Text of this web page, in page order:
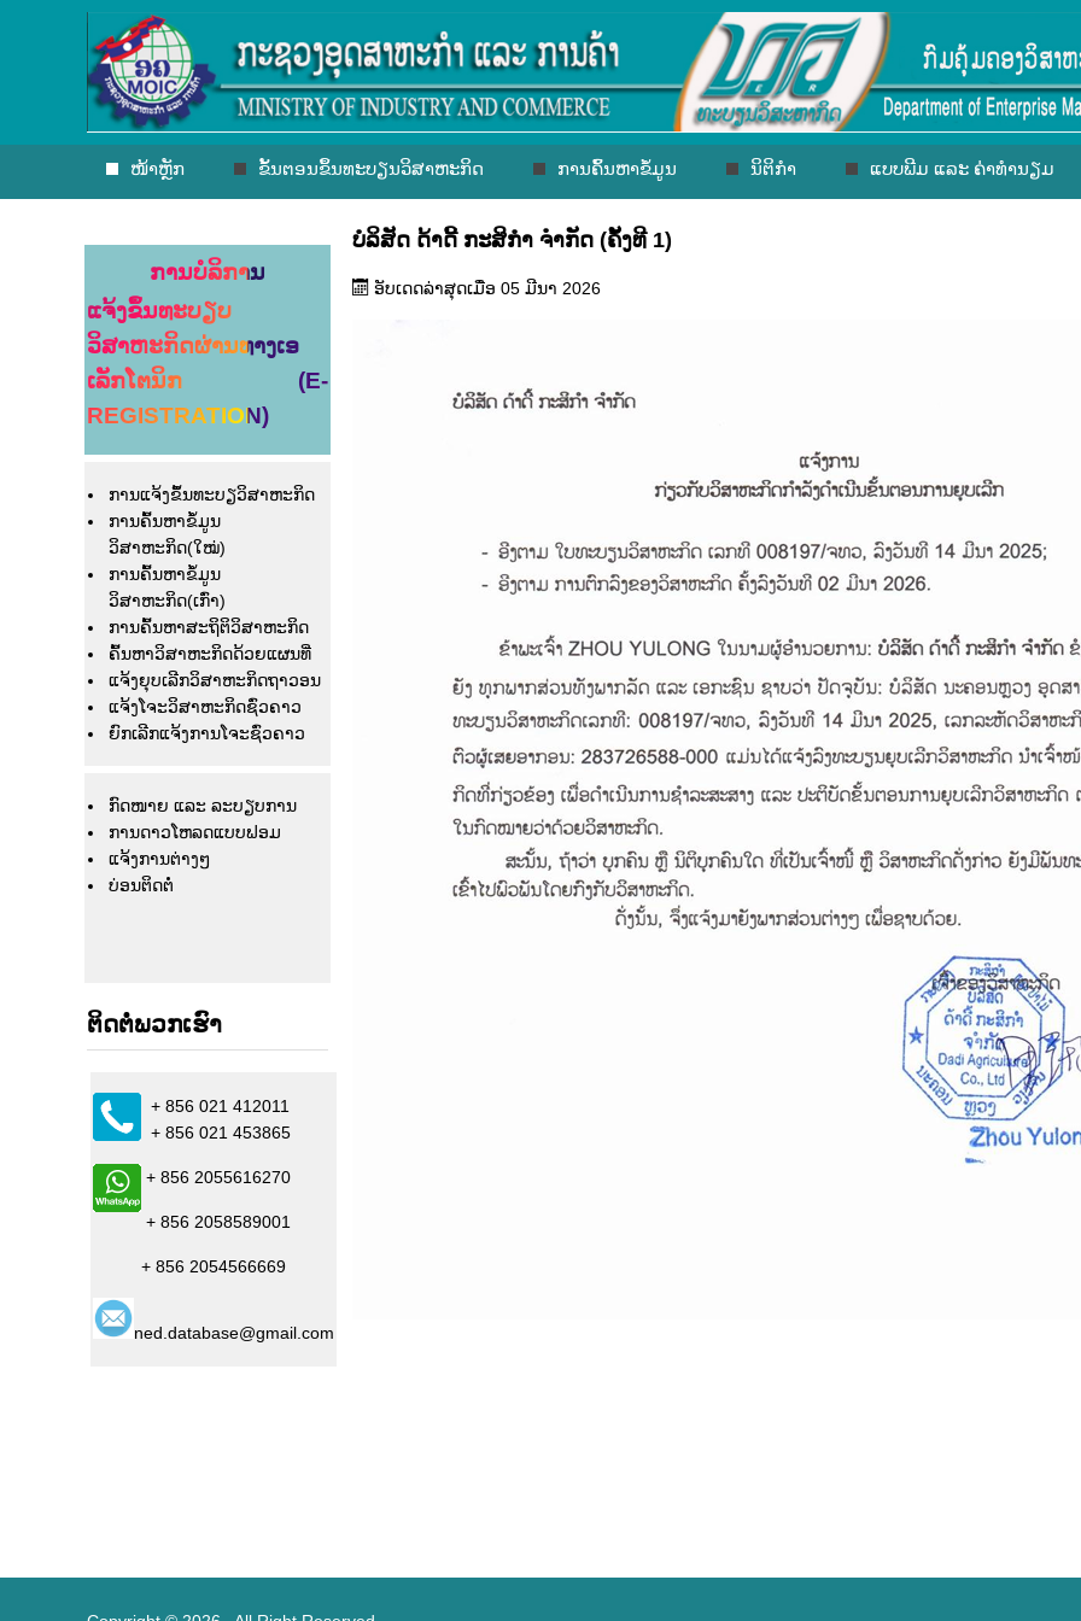
ໜ້າຫຼັກ ຂັ້ນຕອນຂຶ້ນທະບຽນວິສາຫະກິດ ການຄົ້ນຫາຂໍ້ມູນ ນິຕິກຳ ແບບພີມ ແລະ ຄ່າທຳນຽມ
ການບໍລິການ
ແຈ້ງຂຶ້ນທະບຽບ
ວິສາຫະກິດຜ່ານທາງເອ
ເລັກໂຕນິກ (E-
REGISTRATION)
ການແຈ້ງຂຶ້ນທະບຽວິສາຫະກິດ
ການຄົ້ນຫາຂໍ້ມູນ
ວິສາຫະກິດ(ໃໝ່)
ການຄົ້ນຫາຂໍ້ມູນ
ວິສາຫະກິດ(ເກົ່າ)
ການຄົ້ນຫາສະຖິຕິວິສາຫະກິດ
ຄົ້ນຫາວິສາຫະກິດດ້ວຍແຜນທີ່
ແຈ້ງຍຸບເລີກວິສາຫະກິດຖາວອນ
ແຈ້ງໂຈະວິສາຫະກິດຊົ່ວຄາວ
ຍົກເລີກແຈ້ງການໂຈະຊົ່ວຄາວ
ກົດໜາຍ ແລະ ລະບຽບການ
ການດາວໂຫລດແບບຟອມ
ແຈ້ງ​ການ​ຕ່າງໆ
ບ່ອນຕິດຕໍ່
ຕິດຕໍ່ພວກເຮົາ
+ 856 021 412011
+ 856 021 453865
+ 856 2055616270
+ 856 2058589001
+ 856 2054566669
ned.database@gmail.com
ບໍລິສັດ ດ້າດີ້ ກະສິກຳ ຈຳກັດ (ຄັ້ງທີ 1)
ອັບເດດລ່າສຸດເມື່ອ 05 ມີນາ 2026